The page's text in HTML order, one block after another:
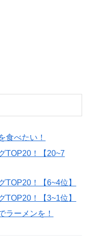
食べたい！
TOP20！【20~7
TOP20！【6~4位】
TOP20！【3~1位】
ラーメンを！